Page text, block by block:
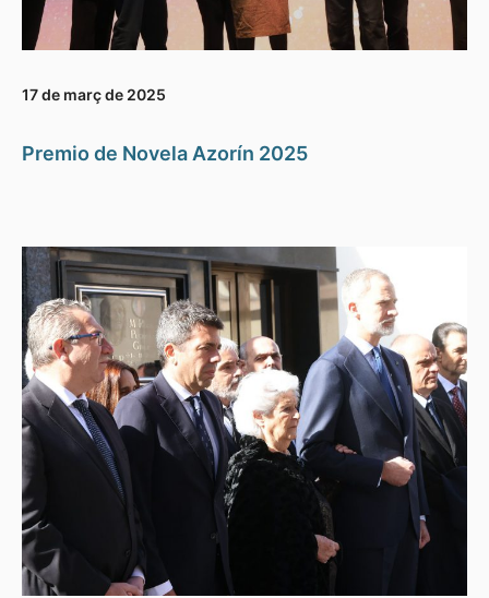
17 de març de 2025
Premio de Novela Azorín 2025